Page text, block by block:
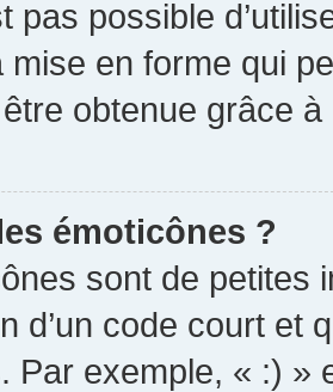
pas possible
mise en forme qui
obtenue grâce à
émoticônes ?
sont de petites
d’un code court et
Par exemple, « :) »